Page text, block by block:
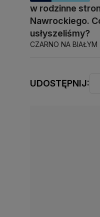
w rodzinne
Nawrockiego.
usłyszeliśmy?
CZARNO NA BIAŁYM
UDOSTĘPNIJ: